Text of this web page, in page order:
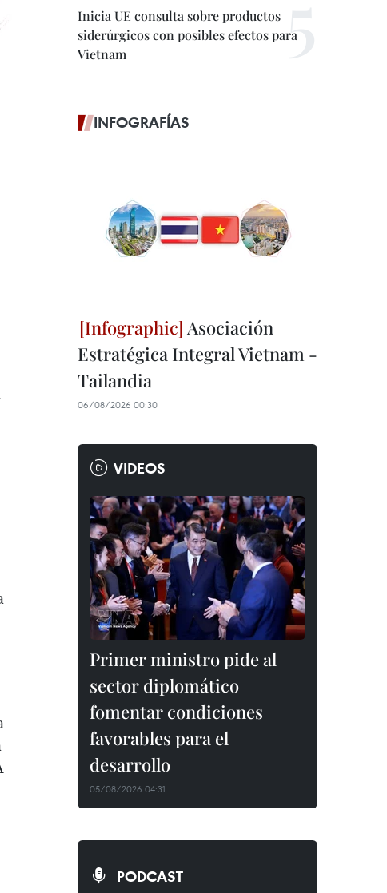
Inicia UE consulta sobre productos
siderúrgicos con posibles efectos para
Vietnam
INFOGRAFÍAS
Asociación
Estratégica Integral Vietnam -
Tailandia
06/08/2026 00:30
VIDEOS
Primer ministro pide al
sector diplomático
fomentar condiciones
favorables para el
desarrollo
05/08/2026 04:31
PODCAST